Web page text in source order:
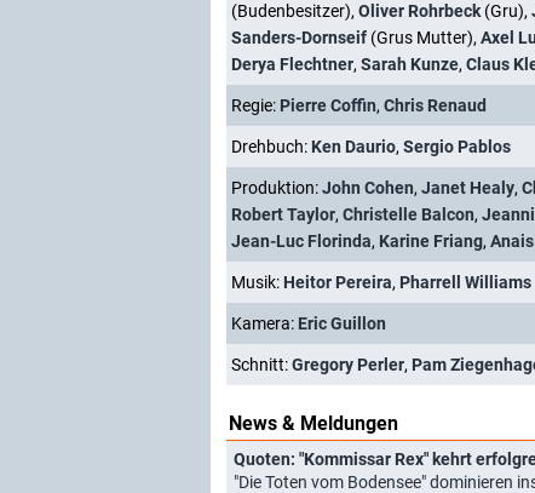
(Budenbesitzer), Oliver Rohrbeck (Gru),
Sanders-Dornseif (Grus Mutter), Axel
Derya Flechtner, Sarah Kunze, Claus
Regie: Pierre Coffin, Chris Renaud
Drehbuch: Ken Daurio, Sergio Pablos
Produktion:John Cohen, Janet Healy,
Robert Taylor, Christelle Balcon,
Jean-Luc Florinda, Karine Friang,
Musik: Heitor Pereira, Pharrell Williams
Kamera: Eric Guillon
Schnitt:Gregory Perler, Pam
News & Meldungen
Quoten: "Kommissar Rex" kehrt
"Die Toten vom Bodensee" dominieren